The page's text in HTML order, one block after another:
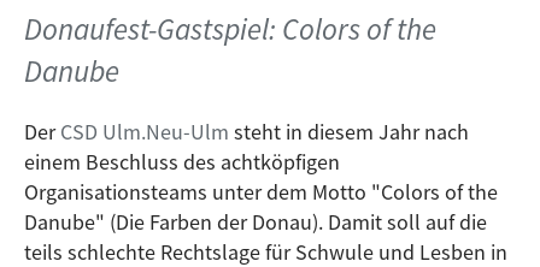
Perception
Zagar
Kottarashky & The Rain Dogs
Doctore
Zagar
Donaufest-Gastspiel: Colors of the
Danube
DerCSD Ulm.Neu-Ulm steht in diesem Jahr nach
einem Beschluss des achtköpfigen
Organisationsteams unter dem Motto "Colors of the
Danube" (Die Farben der Donau). Damit soll auf die
teils schlechte Rechtslage für Schwule und Lesben in